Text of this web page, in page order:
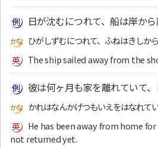
日が沈むにつれて、船は岸から
ひがしずむにつれて、ふねはきしか
The ship sailed away from the
彼は何ヶ月も家を離れていて、
かれはなんかげつもいえをはなれて
He has been away from home
not returned yet.